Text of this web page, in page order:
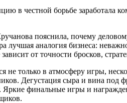
в честной борьбе заработала
пояснила, почему
лучшая аналогия бизнеса:
от точности бросков,
не только в атмосферу игры,
Дегустация сыра и вина
финальные игры и